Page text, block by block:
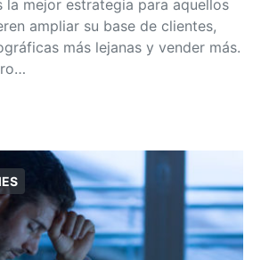
la mejor estrategia para aquellos
ampliar su base de clientes,
más lejanas y vender más.